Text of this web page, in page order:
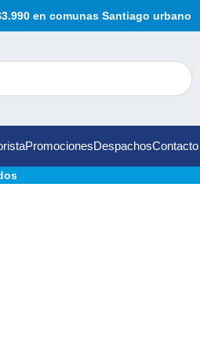
en comunas Santiago urbano
PromocionesDespachosContacto